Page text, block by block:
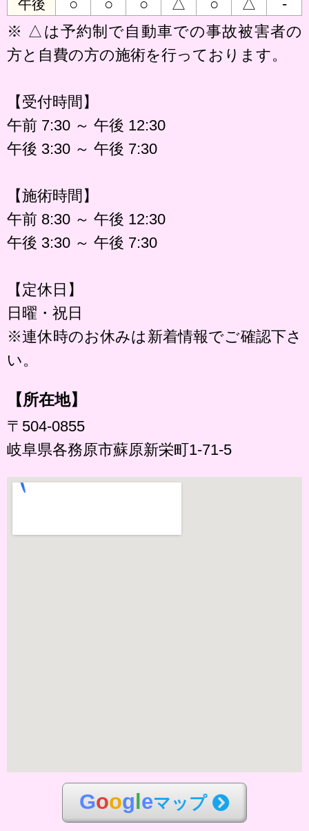
午後 ○ ○ ○ △ ○ △
-
※ △は予約制で自動車での事故被害者の
方と自費の方の施術を行っております。
【受付時間】
午前 7:30 ～ 午後 12:30
午後 3:30 ～ 午後 7:30
【施術時間】
午前 8:30 ～ 午後 12:30
午後 3:30 ～ 午後 7:30
【定休日】
日曜・祝日
※連休時のお休みは新着情報でご確認下さ
い。
【所在地】
〒504-0855
岐阜県各務原市蘇原新栄町1-71-5
Goog eマップ